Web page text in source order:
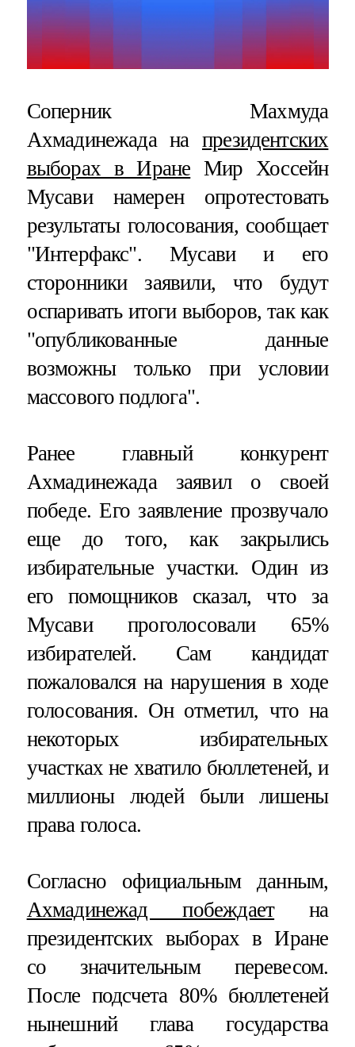
Соперник Махмуда
Ахмадинежада на президентских
выборах в Иране Мир Хоссейн
Мусави намерен опротестовать
результаты голосования, сообщает
"Интерфакс". Мусави и его
сторонники заявили, что будут
оспаривать итоги выборов, так как
"опубликованные данные
возможны только при условии
массового подлога".
Ранее главный конкурент
Ахмадинежада заявил о своей
победе. Его заявление прозвучало
еще до того, как закрылись
избирательные участки. Один из
его помощников сказал, что за
Мусави проголосовали 65%
избирателей. Сам кандидат
пожаловался на нарушения в ходе
голосования. Он отметил, что на
некоторых избирательных
участках не хватило бюллетеней, и
миллионы людей были лишены
права голоса.
Согласно официальным данным,
Ахмадинежад побеждаетна
президентских выборах в Иране
со значительным перевесом.
После подсчета 80% бюллетеней
нынешний глава государства